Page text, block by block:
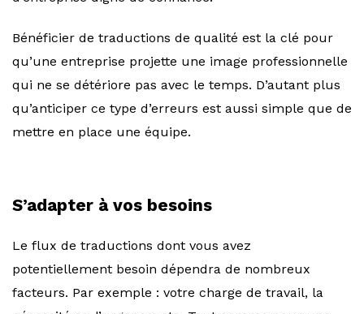
Bénéficier de traductions de qualité est la clé pour
qu’une entreprise projette une image professionnelle
qui ne se détériore pas avec le temps. D’autant plus
qu’anticiper ce type d’erreurs est aussi simple que de
mettre en place une équipe.
S’adapter à vos besoins
Le flux de traductions dont vous avez
potentiellement besoin dépendra de nombreux
facteurs. Par exemple : votre charge de travail, la